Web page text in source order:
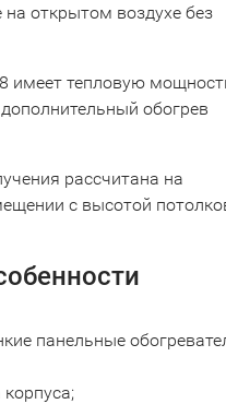
открытом воздухе без
имеет тепловую
обогрев
рассчитана на
с высотой
панельные